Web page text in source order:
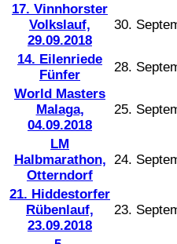
17. Vinnhorster
Volkslauf,
29.09.2018
30.
14. Eilenriede
Fünfer
28.
World Masters
Malaga,
04.09.2018
25.
LM
Halbmarathon,
Otterndorf
24.
21. Hiddestorfer
Rübenlauf,
23.09.2018
23.